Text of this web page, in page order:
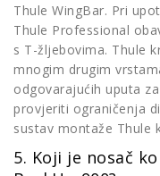
Thule WingBar. Pri
Thule Professional
s T-žljebovima. Thule
mnogim drugim
odgovarajućih uputa
provjeriti ograničenja
sustav montaže Thule
5. Koji je nosač